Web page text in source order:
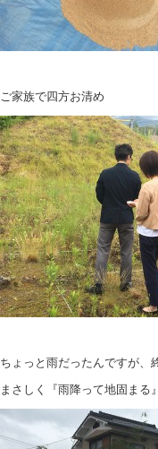
ご家族で四方お清め
ちょっと雨だったんですが、
まさしく『雨降って地固まる